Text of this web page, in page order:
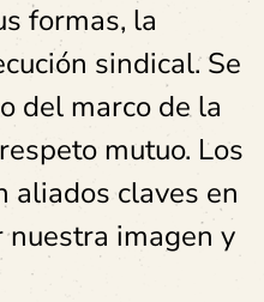
formas, la
sindical. Se
del marco de la
mutuo. Los
aliados claves en
imagen y